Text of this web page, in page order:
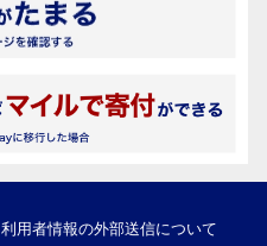
利用者情報の外部送信について